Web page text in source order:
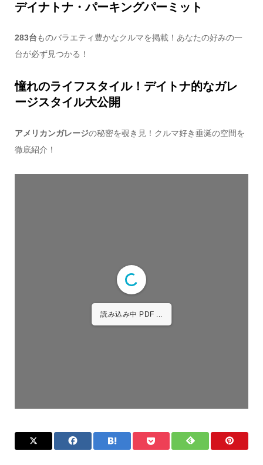
デイナトナ・パーキングパーミット
283台ものバラエティ豊かなクルマを掲載！あなたの好みの一
台が必ず見つかる！
憧れのライフスタイル！デイトナ的なガレ
ージスタイル大公開
アメリカンガレージの秘密を覗き見！クルマ好き垂涎の空間を
徹底紹介！
読み込み中 PDF 3% ...